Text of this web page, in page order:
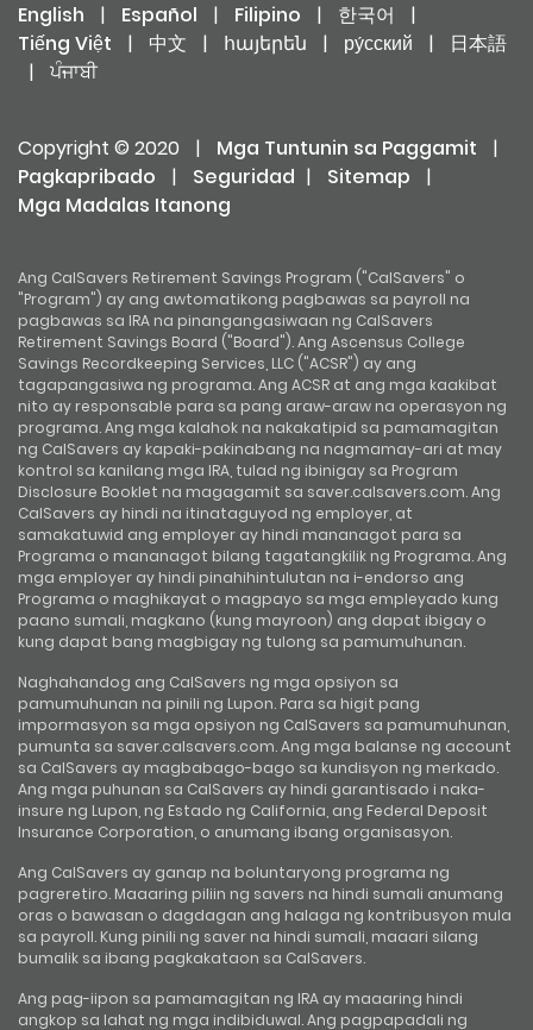
English | Español | Filipino | 한국어
|
Tiếng Việt
| 中文 | հայերեն | ру́сский |
日本語
|
ਪੰਜਾਬੀ
Copyright © 2020 | Mga Tuntunin sa Paggamit
|
Pagkapribado
| Seguridad | Sitemap
|
Mga Madalas Itanong
Ang CalSavers Retirement Savings Program ("CalSavers" o
"Program") ay ang awtomatikong pagbawas sa payroll na
pagbawas sa IRA na pinangangasiwaan ng CalSavers
Retirement Savings Board ("Board"). Ang Ascensus College
Savings Recordkeeping Services, LLC ("ACSR") ay ang
tagapangasiwa ng programa. Ang ACSR at ang mga kaakibat
nito ay responsable para sa pang araw-araw na operasyon ng
programa. Ang mga kalahok na nakakatipid sa pamamagitan
ng CalSavers ay kapaki-pakinabang na nagmamay-ari at may
kontrol sa kanilang mga IRA, tulad ng ibinigay sa Program
Disclosure Booklet na magagamit sa saver.calsavers.com. Ang
CalSavers ay hindi na itinataguyod ng employer, at
samakatuwid ang employer ay hindi mananagot para sa
Programa o mananagot bilang tagatangkilik ng Programa. Ang
mga employer ay hindi pinahihintulutan na i-endorso ang
Programa o maghikayat o magpayo sa mga empleyado kung
paano sumali, magkano (kung mayroon) ang dapat ibigay o
kung dapat bang magbigay ng tulong sa pamumuhunan.
Naghahandog ang CalSavers ng mga opsiyon sa
pamumuhunan na pinili ng Lupon. Para sa higit pang
impormasyon sa mga opsiyon ng CalSavers sa pamumuhunan,
pumunta sa saver.calsavers.com. Ang mga balanse ng account
sa CalSavers ay magbabago-bago sa kundisyon ng merkado.
Ang mga puhunan sa CalSavers ay hindi garantisado i naka-
insure ng Lupon, ng Estado ng California, ang Federal Deposit
Insurance Corporation, o anumang ibang organisasyon.
Ang CalSavers ay ganap na boluntaryong programa ng
pagreretiro. Maaaring piliin ng savers na hindi sumali anumang
oras o bawasan o dagdagan ang halaga ng kontribusyon mula
sa payroll. Kung pinili ng saver na hindi sumali, maaari silang
bumalik sa ibang pagkakataon sa CalSavers.
Ang pag-iipon sa pamamagitan ng IRA ay maaaring hindi
angkop sa lahat ng mga indibiduwal. Ang pagpapadali ng